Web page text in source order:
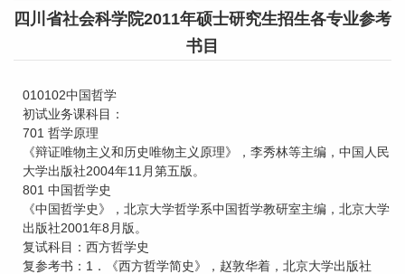
四川省社会科学院2011年硕士研究生招生各专业参考
书目
010102中国哲学
初试业务课科目：
701 哲学原理
《辩证唯物主义和历史唯物主义原理》，李秀林等主编，中国人民
大学出版社2004年11月第五版。
801 中国哲学史
《中国哲学史》，北京大学哲学系中国哲学教研室主编，北京大学
出版社2001年8月版。
复试科目：西方哲学史
复参考书：1．《西方哲学简史》，赵敦华着，北京大学出版社